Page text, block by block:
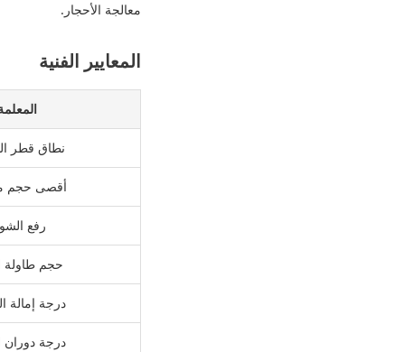
معالجة الأحجار.
المعايير الفنية
نطاق قطر
أقصى حجم
رفع
حجم طاولة
درجة إمالة
درجة دوران